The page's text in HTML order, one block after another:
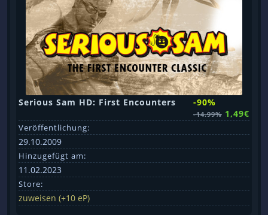
Serious Sam HD: First Encounters -90%
-14.99% 1,49€
Veröffentlichung:
29.10.2009
Hinzugefügt am:
11.02.2023
Store:
zuweisen (+10 eP)